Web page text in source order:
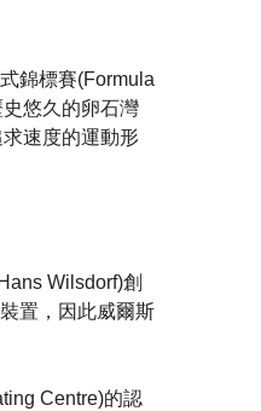
錦標賽(Formula
悠久的卵石灣
速度的運動形
Wilsdorf)創
置，因此威爾斯
Centre)的認